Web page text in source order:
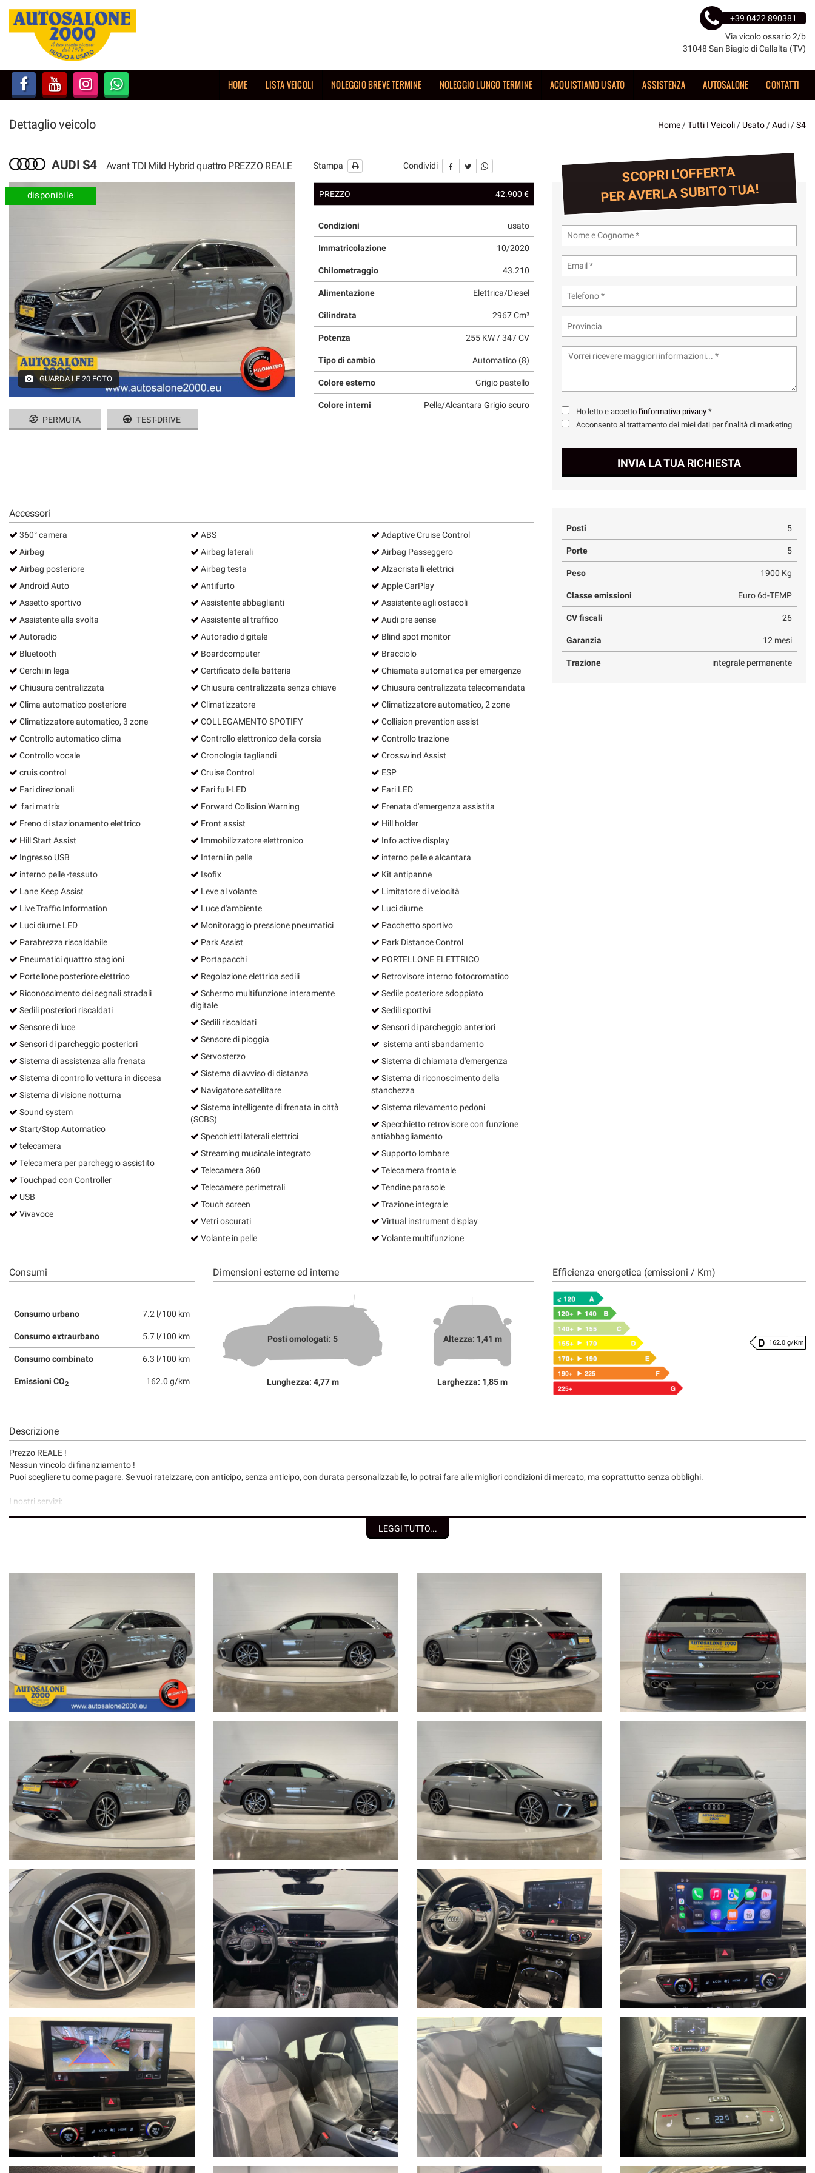
HOME
LISTA VEICOLI
NOLEGGIO BREVE TERMINE
NOLEGGIO LUNGO TERMINE
ACQUISTIAMO USATO
ASSISTENZA
+39 0422 890381
Via vicolo ossario 2/b
31048 San Biagio di Callalta (TV)
HOME LISTA VEICOLI NOLEGGIO BREVE TERMINE NOLEGGIO LUNGO TERMINE ACQUISTIAMO USATO ASSISTENZA AUTOSALONE CONTATTI
Dettaglio veicolo Home /Tutti I Veicoli / Usato /Audi /S4
AUDI S4 Avant TDI Mild Hybrid quattro PREZZO REALE Stampa Condividi
disponibile
GUARDA LE 20 FOTO
PERMUTA TEST-DRIVE
PREZZO 42.900 €
Condizioni usato
Immatricolazione 10/2020
Chilometraggio 43.210
Alimentazione Elettrica/Diesel
Cilindrata 2967 Cm³
Potenza 255 KW / 347 CV
Tipo di cambio Automatico (8)
Colore esterno Grigio pastello
Colore interni Pelle/Alcantara Grigio scuro
SCOPRI L'OFFERTA
PER AVERLA SUBITO TUA!
Ho letto e accetto l'informativa privacy *
Acconsento al trattamento dei miei dati per finalità di marketing
INVIA LA TUA RICHIESTA
Accessori
360° camera
Airbag
Airbag posteriore
Android Auto
Assetto sportivo
Assistente alla svolta
Autoradio
Bluetooth
Cerchi in lega
Chiusura centralizzata
Clima automatico posteriore
Climatizzatore automatico, 3 zone
Controllo automatico clima
Controllo vocale
cruis control
Fari direzionali
fari matrix
Freno di stazionamento elettrico
Hill Start Assist
Ingresso USB
interno pelle -tessuto
Lane Keep Assist
Live Traffic Information
Luci diurne LED
Parabrezza riscaldabile
Pneumatici quattro stagioni
Portellone posteriore elettrico
Riconoscimento dei segnali stradali
Sedili posteriori riscaldati
Sensore di luce
Sensori di parcheggio posteriori
Sistema di assistenza alla frenata
Sistema di controllo vettura in discesa
Sistema di visione notturna
Sound system
Start/Stop Automatico
telecamera
Telecamera per parcheggio assistito
Touchpad con Controller
USB
Vivavoce
ABS
Airbag laterali
Airbag testa
Antifurto
Assistente abbaglianti
Assistente al traffico
Autoradio digitale
Boardcomputer
Certificato della batteria
Chiusura centralizzata senza chiave
Climatizzatore
COLLEGAMENTO SPOTIFY
Controllo elettronico della corsia
Cronologia tagliandi
Cruise Control
Fari full-LED
Forward Collision Warning
Front assist
Immobilizzatore elettronico
Interni in pelle
Isofix
Leve al volante
Luce d'ambiente
Monitoraggio pressione pneumatici
Park Assist
Portapacchi
Regolazione elettrica sedili
Schermo multifunzione interamente
digitale
Sedili riscaldati
Sensore di pioggia
Servosterzo
Sistema di avviso di distanza
Navigatore satellitare
Sistema intelligente di frenata in città
(SCBS)
Specchietti laterali elettrici
Streaming musicale integrato
Telecamera 360
Telecamere perimetrali
Touch screen
Vetri oscurati
Volante in pelle
Adaptive Cruise Control
Airbag Passeggero
Alzacristalli elettrici
Apple CarPlay
Assistente agli ostacoli
Audi pre sense
Blind spot monitor
Bracciolo
Chiamata automatica per emergenze
Chiusura centralizzata telecomandata
Climatizzatore automatico, 2 zone
Collision prevention assist
Controllo trazione
Crosswind Assist
ESP
Fari LED
Frenata d'emergenza assistita
Hill holder
Info active display
interno pelle e alcantara
Kit antipanne
Limitatore di velocità
Luci diurne
Pacchetto sportivo
Park Distance Control
PORTELLONE ELETTRICO
Retrovisore interno fotocromatico
Sedile posteriore sdoppiato
Sedili sportivi
Sensori di parcheggio anteriori
sistema anti sbandamento
Sistema di chiamata d'emergenza
Sistema di riconoscimento della
stanchezza
Sistema rilevamento pedoni
Specchietto retrovisore con funzione
antiabbagliamento
Supporto lombare
Telecamera frontale
Tendine parasole
Trazione integrale
Virtual instrument display
Volante multifunzione
Posti 5
Porte 5
Peso 1900 Kg
Classe emissioni Euro 6d-TEMP
CV fiscali 26
Garanzia 12 mesi
Trazione integrale permanente
Consumi
Consumo urbano 7.2 l/100 km
Consumo extraurbano 5.7 l/100 km
Consumo combinato 6.3 l/100 km
Emissioni CO2 162.0 g/km
Dimensioni esterne ed interne
Posti omologati: 5
Lunghezza: 4,77 m
Altezza: 1,41 m
Larghezza: 1,85 m
Efficienza energetica (emissioni / Km)
162.0 g/Km
Descrizione
Prezzo REALE !
Nessun vincolo di finanziamento !
Puoi scegliere tu come pagare. Se vuoi rateizzare, con anticipo, senza anticipo, con durata personalizzabile, lo potrai fare alle migliori condizioni di mercato, ma soprattutto senza obblighi.
I nostri servizi:
• Garanzia assicurativa estensibile fino a 3 anni senza limite di chilometraggio.
• www.autosalone2000.eu dove potrai trovare l’intero parco auto aggiornato, maggiori foto e info per ogni singola vettura, i nostri servizi e la nostra storia dal 1976 ad oggi.
• Facebook / Instagram aggiornato con nuovi arrivi, descrizioni delle attività e l’album fotografico delle consegne, ovvero il momento più emozionante immortalato con i nostri clienti.
• Google Business completato con le informazioni più dettagliate riguardanti i giorni di apertura, gli orari e la localizzazione geografica.
Nota bene: La dotazione tecnica e gli accessori indicati nella presente scheda potrebbero non coincidere con l’effettivo equipaggiamento del veicolo, a causa della non uniformità dei dati pubblicati dai diversi
portali.Al fine di evitare inconvenienti per eventuali inesattezze relative all’annuncio è consigliabile accertarsi della disponibilità dell’autovettura e della correttezza dei dati inseriti. Autosalone 2000 srl declina ogni
responsabilità per eventuali involontarie incongruenze, che non rappresentano in alcun modo un impegno contrattuale. Ci scusiamo per l’inconveniente e vi invitiamo a verificare le caratteristiche dello specifico
veicolo. Autosalone 2000 srl declina ogni responsabilità per eventuali involontarie incongruenze, che non rappresentano in alcun modo un impegno contrattuale.
Non prendermi per il Chilometro:
Cosa vuol dire far parte della Community di “NON PRENDERMI PER IL CHILOMETRO” ?
Vuol dire offrire ad ogni cliente la certezza e la serenità di un acquisto sicuro, vuol dire metterci la faccia certificando la percorrenza chilometrica di ogni singola vettura, con i fatti e non con le parole, per noi far parte
di questa Community è un impegno che con vanto portiamo avanti da anni.
Acquistare un'auto usata evitando la truffa non è semplice.
www.nonprendermiperilchilometro.it
Telefono fisso chiamaci : +39 0422 890220
• Juri + 39 345 6008844
• Lorenzo +39 340 7474900
• Gianluca +39 3477264356
LEGGI TUTTO...